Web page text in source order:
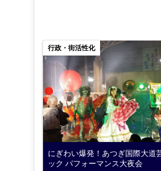
行政・街活性化
にぎわい爆発！あつぎ国際大道
ック パフォーマンス大夜会